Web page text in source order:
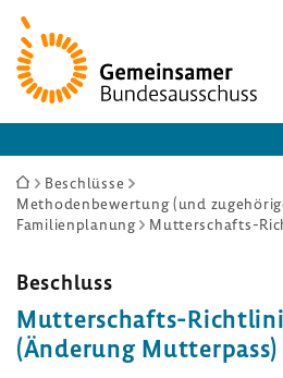
Zur
Startseite
Sie
sind
Beschlüsse
Methodenbewertung (und
Familienplanung
Beschluss
Mutterschafts-​
(Ände­rung Mutter­pass)